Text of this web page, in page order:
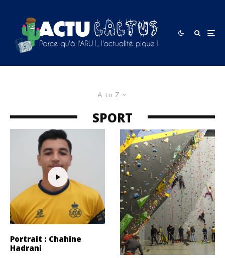
A to Z
SPORT
Portrait : Chahine
Hadrani